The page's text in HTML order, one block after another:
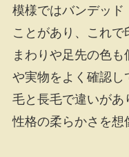
模様ではバンデッド
ことがあり、これ
まわりや足先の色
や実物をよく確認し
毛と長毛で違いが
性格の柔らかさを想